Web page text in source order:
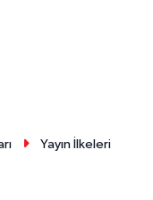
Yayın İlkeleri